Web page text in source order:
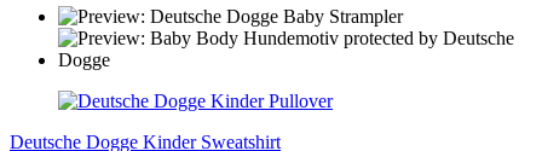
Deutsche Dogge Kinder Sweatshirt